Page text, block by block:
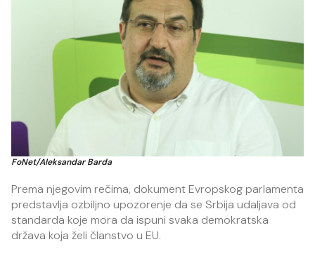
FoNet/Aleksandar Barda
Prema njegovim rečima, dokument Evropskog parlamenta
predstavlja ozbiljno upozorenje da se Srbija udaljava od
standarda koje mora da ispuni svaka demokratska
država koja želi članstvo u EU.